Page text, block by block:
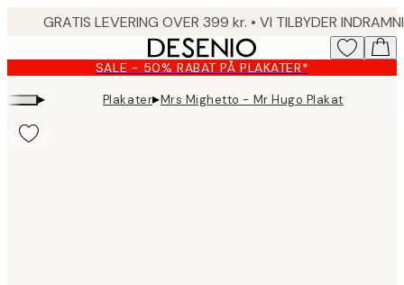
content.
SALE - 50% RABAT PÅ PLAKATER*
▸ Plakater▸Mrs Mighetto - Mr Hugo Plakat